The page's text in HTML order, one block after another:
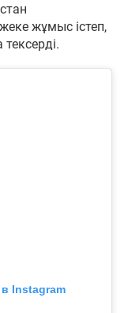
жұмыс істеп,
Instagram